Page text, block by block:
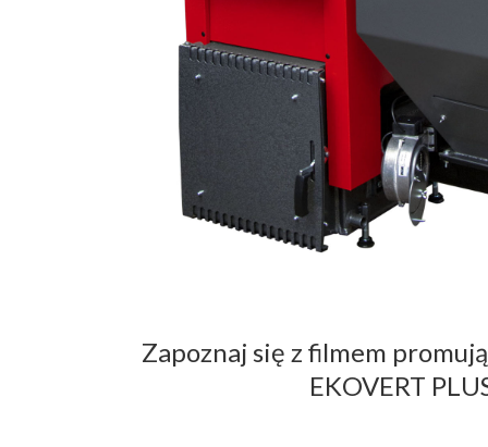
Zapoznaj się z filmem
EKOVERT